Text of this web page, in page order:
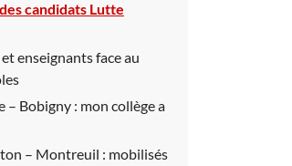
des candidats Lutte
enseignants face au
– Bobigny : mon collège a
– Montreuil : mobilisés